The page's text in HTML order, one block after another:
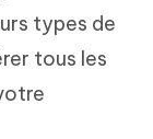
types de
tous les